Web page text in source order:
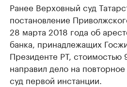
Ранее Верховный суд
постановление
28 марта 2018 года об
банка, принадлежащих
Президенте РТ, стоимостью
направил дело на
суд первой инстанции.